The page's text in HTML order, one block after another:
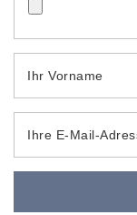
Ihr Vorname
Ihre E-Mail-